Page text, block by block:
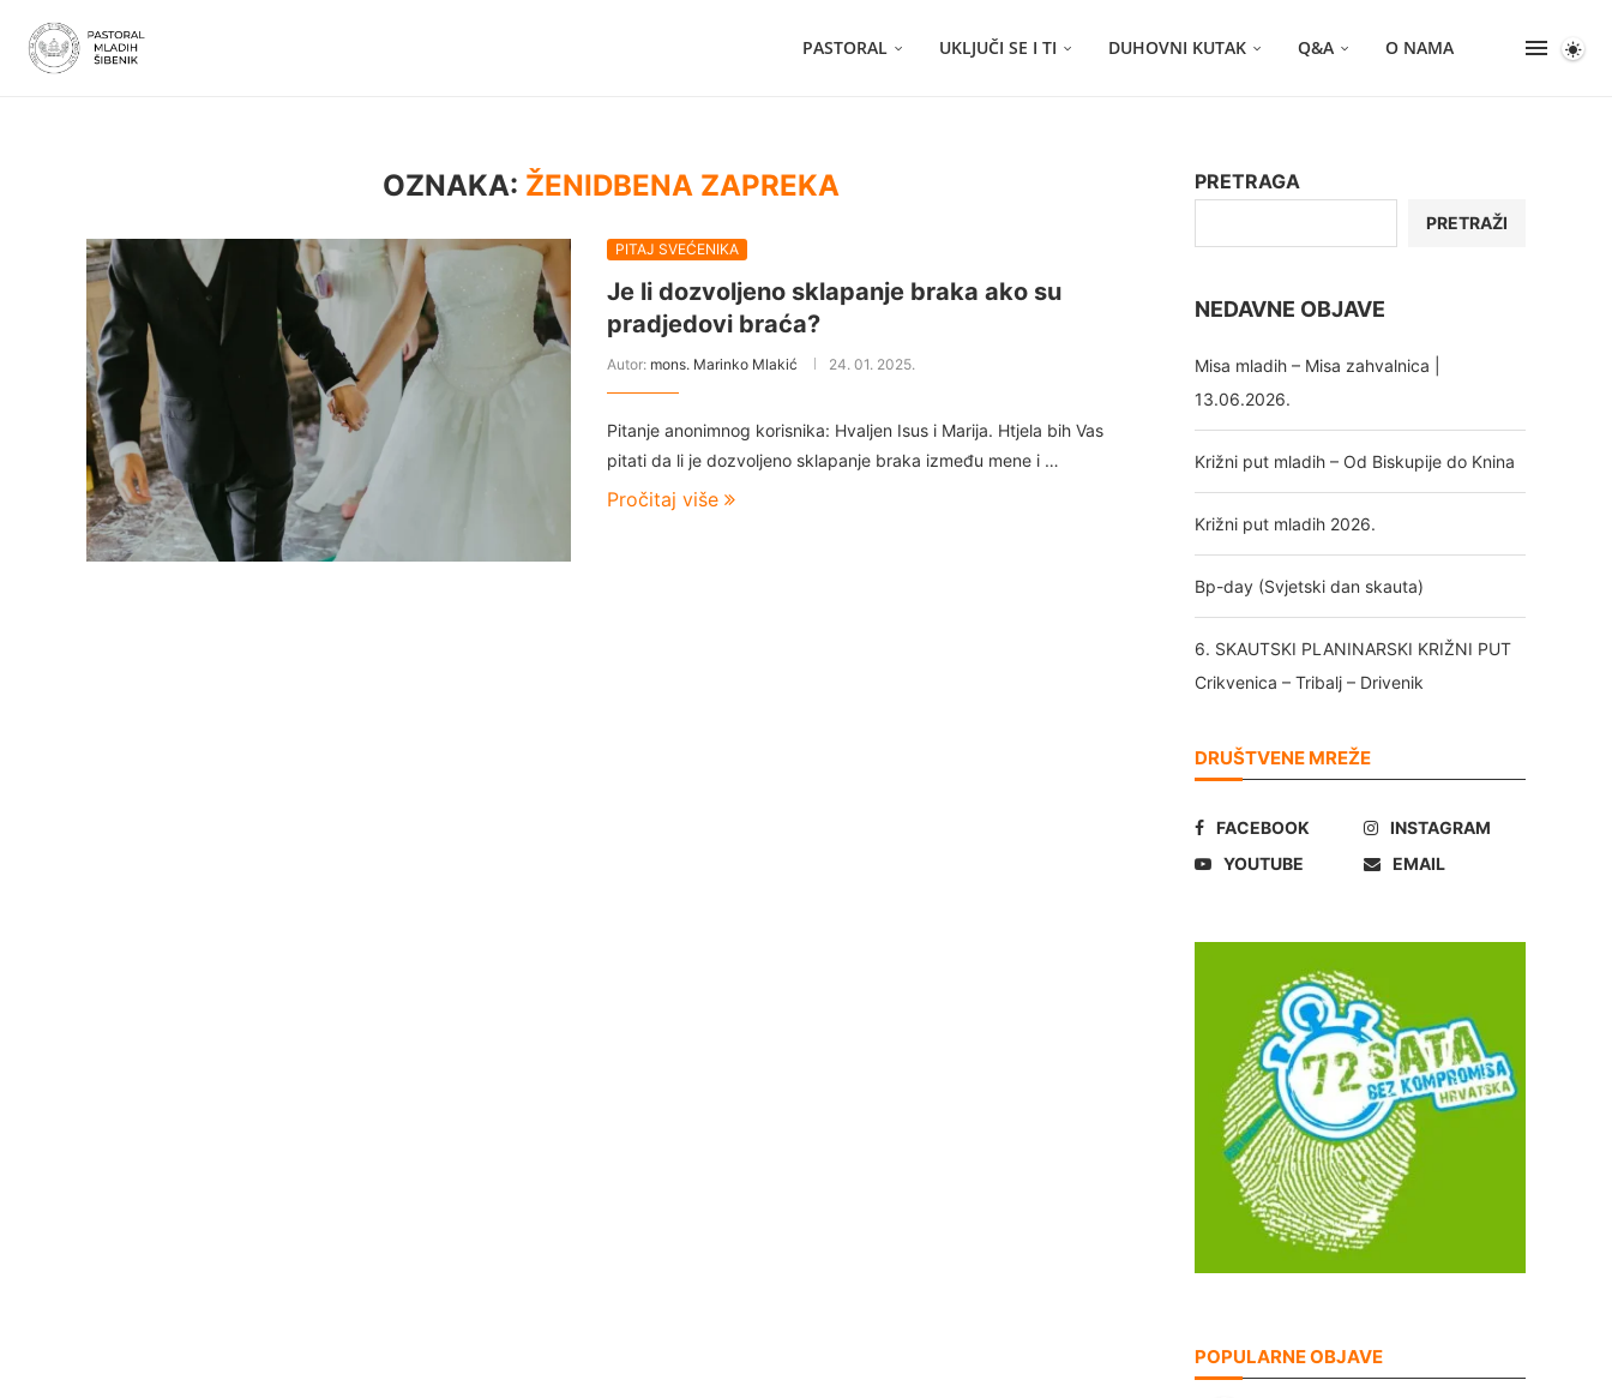
PASTORAL UKLJUČI SE I TI DUHOVNI KUTAK Q&A O NAMA
OZNAKA: ŽENIDBENA ZAPREKA
PITAJ SVEĆENIKA
Je li dozvoljeno sklapanje braka ako su
pradjedovi braća?
Autor: mons. Marinko Mlakić 24. 01. 2025.
Pitanje anonimnog korisnika: Hvaljen Isus i Marija. Htjela bih Vas
pitati da li je dozvoljeno sklapanje braka između mene i …
Pročitaj više
PRETRAGA
PRETRAŽI
NEDAVNE OBJAVE
Misa mladih – Misa zahvalnica |
13.06.2026.
Križni put mladih – Od Biskupije do Knina
Križni put mladih 2026.
Bp-day (Svjetski dan skauta)
6. SKAUTSKI PLANINARSKI KRIŽNI PUT
Crikvenica – Tribalj – Drivenik
DRUŠTVENE MREŽE
FACEBOOK
INSTAGRAM
YOUTUBE
EMAIL
POPULARNE OBJAVE